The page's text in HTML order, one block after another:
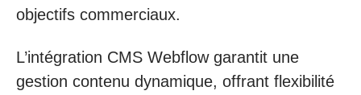
objectifs commerciaux.
L’intégration CMS Webflow garantit une
gestion contenu dynamique, offrant flexibilité